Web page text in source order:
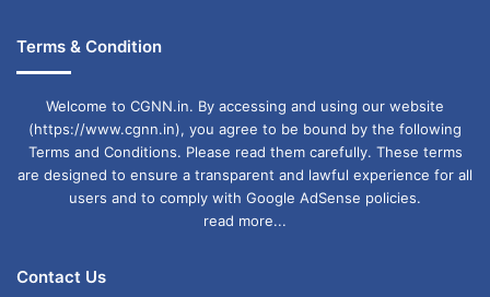
Terms & Condition
Welcome to CGNN.in. By accessing and using our website
(https://www.cgnn.in), you agree to be bound by the following
Terms and Conditions. Please read them carefully. These terms
are designed to ensure a transparent and lawful experience for all
users and to comply with Google AdSense policies.
read more...
Contact Us